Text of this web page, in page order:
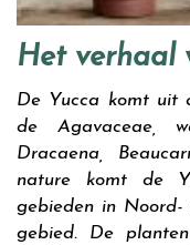
Het verhaal
De Yucca komt uit
de Agavaceae,
Dracaena,
nature komt de
gebieden in Noord-
gebied. De